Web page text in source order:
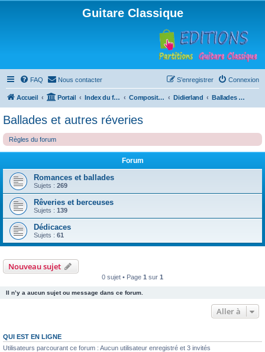
Guitare Classique
FAQ Nous contacter Connexion
S’enregistrer
Accueil Portail Index du forum Compositions Didierland Ballades et autres réveries
Ballades et autres réveries
Règles du forum
Forum
Romances et ballades
Sujets : 269
Rêveries et berceuses
Sujets : 139
Dédicaces
Sujets : 61
Nouveau sujet
0 sujet • Page 1 sur 1
Il n’y a aucun sujet ou message dans ce forum.
Aller à
QUI EST EN LIGNE
Utilisateurs parcourant ce forum : Aucun utilisateur enregistré et 3 invités